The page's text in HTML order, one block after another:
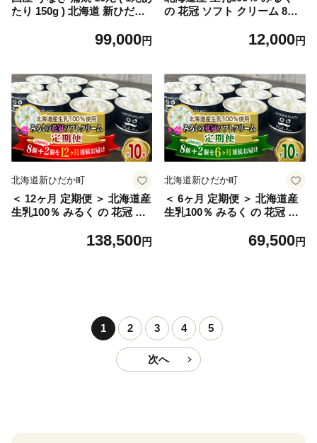
たり 150g ) 北海道 新ひだか
ウナギ 鰻 ミツイシコンブ
99,000円
の 花冠 ソフト クリーム 8個
トクリーム ミルク 冷凍 北海
12,000円
北海道新ひだか町
＜ 12ヶ月 定期便 ＞ 北海道産
生乳100％ みるく の 花冠 ソ
イスクリーム ソフトクリーム
138,500円
北海道新ひだか町
＜ 6ヶ月 定期便 ＞ 北海道産
生乳100％ みるく の 花冠 ソ
イスクリーム ソフトクリーム
69,500円
1 2 3 4 5
次へ